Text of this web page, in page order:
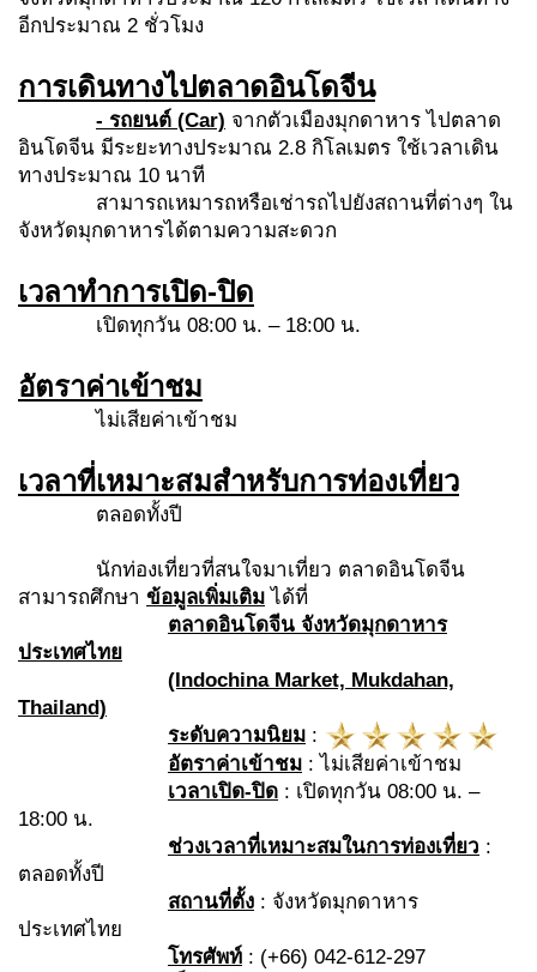
อีกประมาณ 2 ชั่วโมง
การเดินทางไปตลาดอินโดจีน
- รถยนต์ (Car) จากตัวเมืองมุกดาหาร ไปตลาด
อินโดจีน มีระยะทางประมาณ 2.8 กิโลเมตร ใช้เวลาเดิน
ทางประมาณ 10 นาที
สามารถเหมารถหรือเช่ารถไปยังสถานที่ต่างๆ ใน
จังหวัดมุกดาหารได้ตามความสะดวก
เวลาทำการเปิด-ปิด
เปิดทุกวัน 08:00 น. – 18:00 น.
อัตราค่าเข้าชม
ไม่เสียค่าเข้าชม
เวลาที่เหมาะสมสำหรับการท่องเที่ยว
ตลอดทั้งปี
นักท่องเที่ยวที่สนใจมาเที่ยว ตลาดอินโดจีน
สามารถศึกษา ข้อมูลเพิ่มเติม ได้ที่
ตลาดอินโดจีน จังหวัดมุกดาหาร
ประเทศไทย
(Indochina Market, Mukdahan,
Thailand)
ระดับความนิยม :
อัตราค่าเข้าชม : ไม่เสียค่าเข้าชม
เวลาเปิด-ปิด : เปิดทุกวัน 08:00 น. –
18:00 น.
ช่วงเวลาที่เหมาะสมในการท่องเที่ยว :
ตลอดทั้งปี
สถานที่ตั้ง : จังหวัดมุกดาหาร
ประเทศไทย
โทรศัพท์ : (+66) 042-612-297